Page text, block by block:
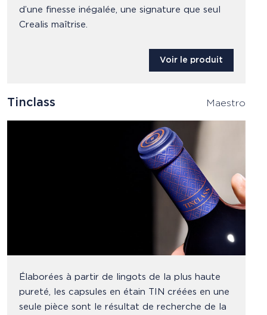
d’une finesse inégalée, une signature que seul
Crealis maîtrise.
Voir le produit
Tinclass Maestro
Élaborées à partir de lingots de la plus haute
pureté, les capsules en étain TIN créées en une
seule pièce sont le résultat de recherche de la